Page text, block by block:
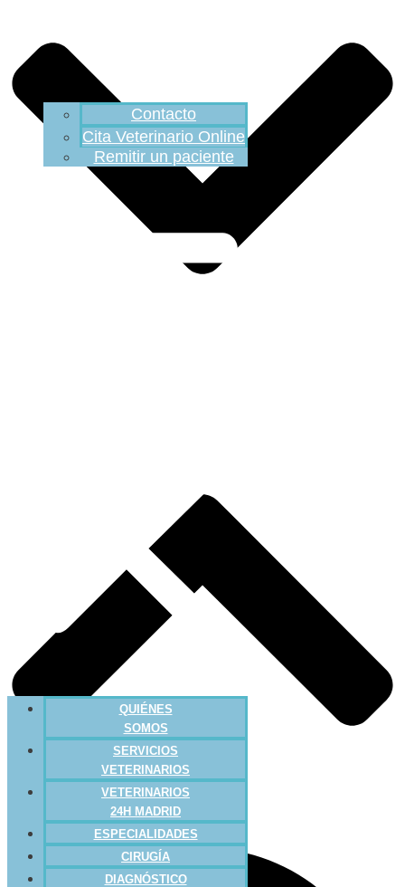
Contacto
Cita Veterinario Online
Remitir un paciente
QUIÉNES
SOMOS
SERVICIOS
VETERINARIOS
VETERINARIOS
24H MADRID
ESPECIALIDADES
CIRUGÍA
DIAGNÓSTICO